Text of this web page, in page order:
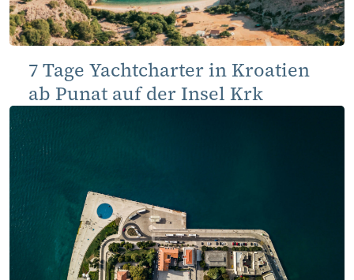
7 Tage Yachtcharter in Kroatien
ab Punat auf der Insel Krk